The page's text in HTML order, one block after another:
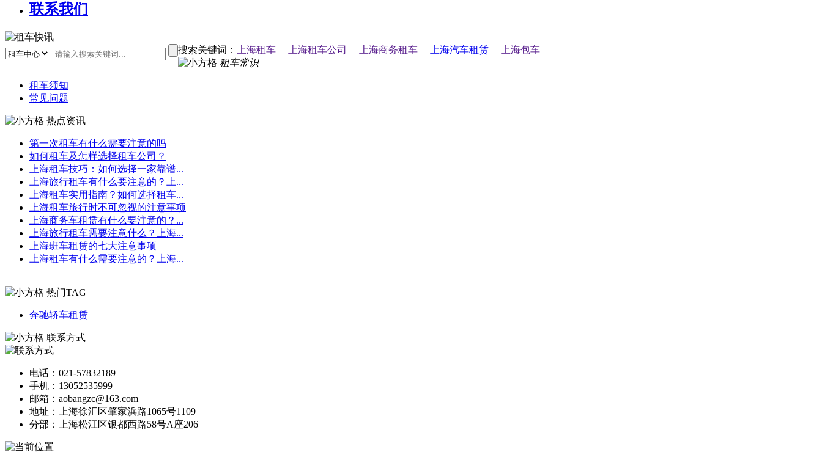
联系我们
搜索关键词： 上海租车 上海租车公司 上海商务租车 上海汽车租赁
上海包车
租车常识
租车须知
常见问题
热点资讯
第一次租车有什么需要注意的吗
如何租车及怎样选择租车公司？
上海租车技巧：如何选择一家靠谱...
上海旅行租车有什么要注意的？上...
上海租车实用指南？如何选择租车...
上海租车旅行时不可忽视的注意事项
上海商务车租赁有什么要注意的？...
上海旅行租车需要注意什么？上海...
上海班车租赁的七大注意事项
上海租车有什么需要注意的？上海...
热门TAG
奔驰轿车租赁
联系方式
电话：021-57832189
手机：13052535999
邮箱：aobangzc@163.com
地址：上海徐汇区肇家浜路1065号1109
分部：上海松江区银都西路58号A座206